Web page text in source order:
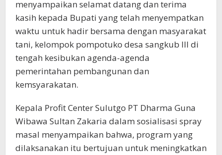
menyampaikan selamat datang dan terima
kasih kepada Bupati yang telah menyempatkan
waktu untuk hadir bersama dengan masyarakat
tani, kelompok pompotuko desa sangkub III di
tengah kesibukan agenda-agenda
pemerintahan pembangunan dan
kemsyarakatan.
Kepala Profit Center Sulutgo PT Dharma Guna
Wibawa Sultan Zakaria dalam sosialisasi spray
masal menyampaikan bahwa, program yang
dilaksanakan itu bertujuan untuk meningkatkan